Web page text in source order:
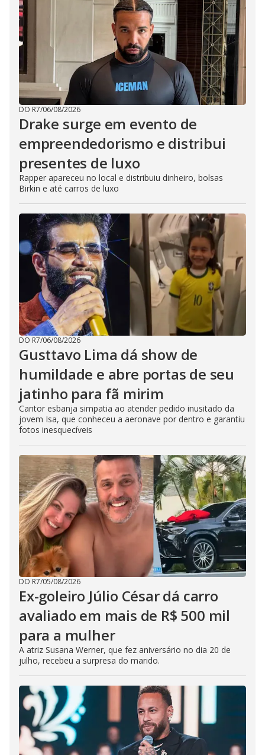
DO R7/06/08/2026
Drake surge em evento de
empreendedorismo e distribui
presentes de luxo
Rapper apareceu no local e distribuiu dinheiro, bolsas
Birkin e até carros de luxo
DO R7/06/08/2026
Gusttavo Lima dá show de
humildade e abre portas de seu
jatinho para fã mirim
Cantor esbanja simpatia ao atender pedido inusitado da
jovem Isa, que conheceu a aeronave por dentro e garantiu
fotos inesquecíveis
DO R7/05/08/2026
Ex-goleiro Júlio César dá carro
avaliado em mais de R$ 500 mil
para a mulher
A atriz Susana Werner, que fez aniversário no dia 20 de
julho, recebeu a surpresa do marido.